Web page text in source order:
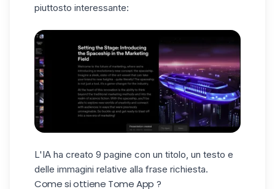
piuttosto interessante:
L'IA ha creato 9 pagine con un titolo, un testo e
delle immagini relative alla frase richiesta.
Come si ottiene Tome App ?